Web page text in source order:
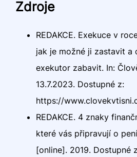
Zdroje
REDAKCE. Exekuce v
jak je možné ji zastavit a
exekutor zabavit. In:
13.7.2023. Dostupné z:
https://
REDAKCE. 4 znaky
které vás připravují o
[online]. 2019. Dostupné